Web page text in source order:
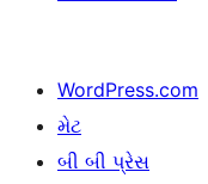
WordPress.com
મેટ
બી બી પ્રેસ